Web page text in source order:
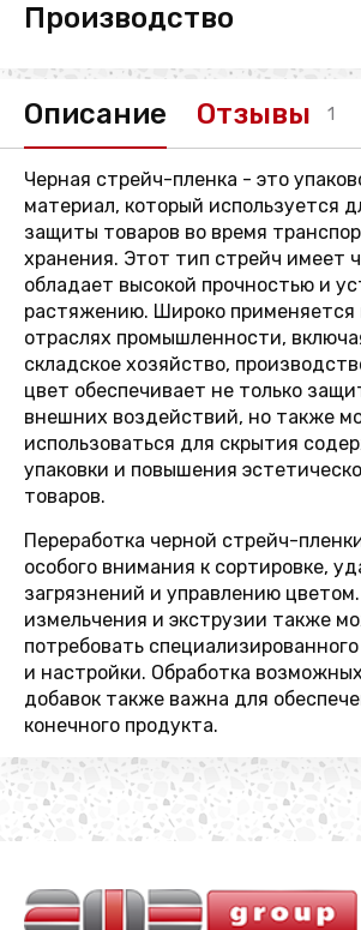
Производство
Описание Отзывы 1
Черная стрейч-пленка - это
материал, который используется
защиты товаров во время
хранения. Этот тип стрейч имеет
обладает высокой прочностью и
растяжению. Широко применяется
отраслях промышленности,
складское хозяйство,
цвет обеспечивает не только
внешних воздействий, но также
использоваться для скрытия
упаковки и повышения
товаров.
Переработка черной стрейч-
особого внимания к сортировке,
загрязнений и управлению
измельчения и экструзии также
потребовать
и настройки. Обработка
добавок также важна для
конечного продукта.